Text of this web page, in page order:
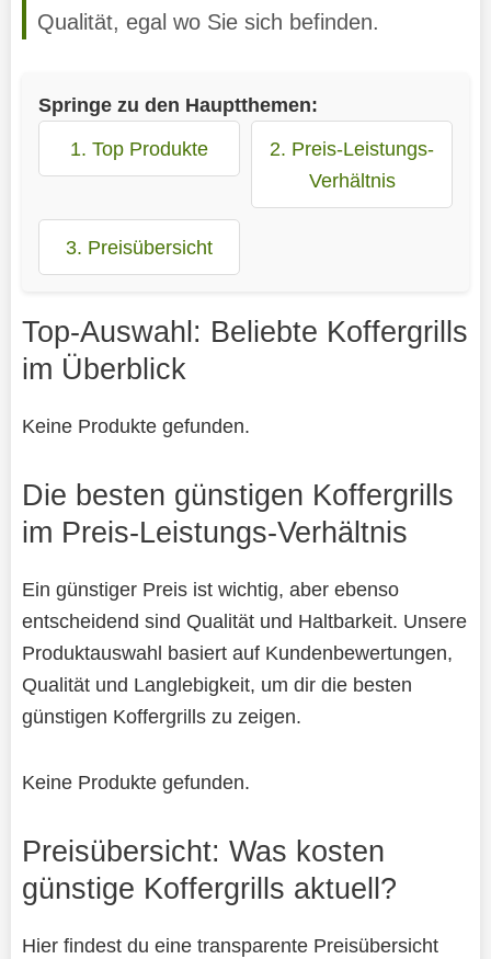
Qualität, egal wo Sie sich befinden.
Springe zu den Hauptthemen:
1. Top Produkte
2. Preis-Leistungs-
Verhältnis
3. Preisübersicht
Top-Auswahl: Beliebte Koffergrills
im Überblick
Keine Produkte gefunden.
Die besten günstigen Koffergrills
im Preis-Leistungs-Verhältnis
Ein günstiger Preis ist wichtig, aber ebenso
entscheidend sind Qualität und Haltbarkeit. Unsere
Produktauswahl basiert auf Kundenbewertungen,
Qualität und Langlebigkeit, um dir die besten
günstigen Koffergrills zu zeigen.
Keine Produkte gefunden.
Preisübersicht: Was kosten
günstige Koffergrills aktuell?
Hier findest du eine transparente Preisübersicht